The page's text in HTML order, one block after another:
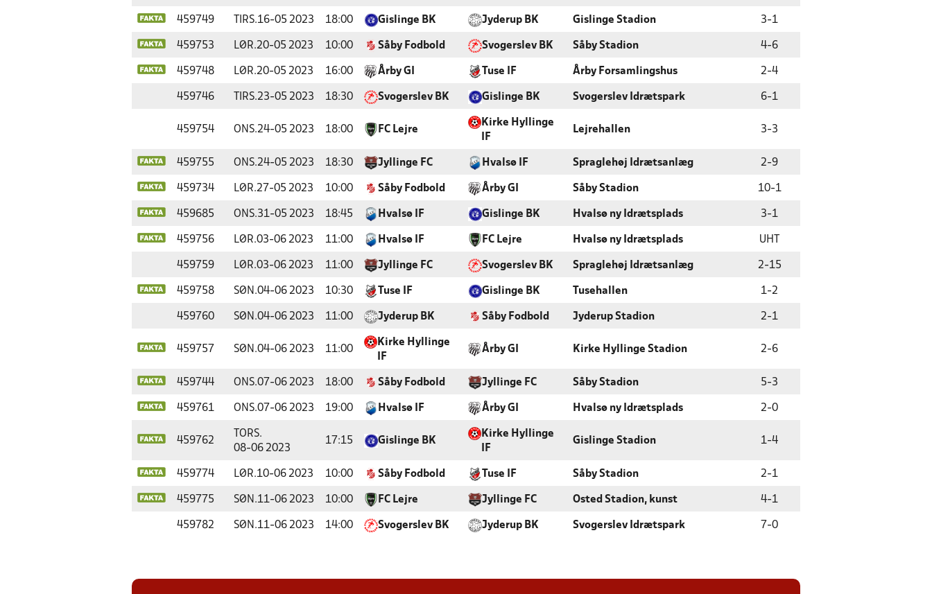
459749 TIRS.16-05 2023 18:00 Gislinge BK Jyderup BK Gislinge Stadion 3-1
459753 LØR.20-05 2023 10:00 Såby Fodbold Svogerslev BK Såby Stadion 4-6
459748 LØR.20-05 2023 16:00 Årby GI Tuse IF Årby Forsamlingshus 2-4
459746 TIRS.23-05 2023 18:30 Svogerslev BK Gislinge BK Svogerslev Idrætspark 6-1
459754 ONS.24-05 2023 18:00 FC Lejre
Kirke Hyllinge
IF
Lejrehallen 3-3
459755 ONS.24-05 2023 18:30 Jyllinge FC Hvalsø IF Spraglehøj Idrætsanlæg 2-9
459734 LØR.27-05 2023 10:00 Såby Fodbold Årby GI Såby Stadion 10-1
459685 ONS.31-05 2023 18:45 Hvalsø IF Gislinge BK Hvalsø ny Idrætsplads 3-1
459756 LØR.03-06 2023 11:00 Hvalsø IF FC Lejre Hvalsø ny Idrætsplads UHT
459759 LØR.03-06 2023 11:00 Jyllinge FC Svogerslev BK Spraglehøj Idrætsanlæg 2-15
459758 SØN.04-06 2023 10:30 Tuse IF Gislinge BK Tusehallen 1-2
459760 SØN.04-06 2023 11:00 Jyderup BK Såby Fodbold Jyderup Stadion 2-1
459757 SØN.04-06 2023 11:00
Kirke Hyllinge
IF
Årby GI Kirke Hyllinge Stadion 2-6
459744 ONS.07-06 2023 18:00 Såby Fodbold Jyllinge FC Såby Stadion 5-3
459761 ONS.07-06 2023 19:00 Hvalsø IF Årby GI Hvalsø ny Idrætsplads 2-0
459762
TORS.
08-06 2023
17:15 Gislinge BK
Kirke Hyllinge
IF
Gislinge Stadion 1-4
459774 LØR.10-06 2023 10:00 Såby Fodbold Tuse IF Såby Stadion 2-1
459775 SØN.11-06 2023 10:00 FC Lejre Jyllinge FC Osted Stadion, kunst 4-1
459782 SØN.11-06 2023 14:00 Svogerslev BK Jyderup BK Svogerslev Idrætspark 7 -0